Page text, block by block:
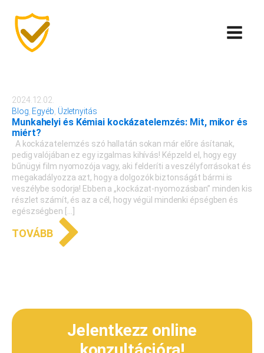
2024.12.02.
Blog Egyéb Üzletnyitás
Munkahelyi és Kémiai kockázatelemzés: Mit, mikor és
miért?
A kockázatelemzés szó hallatán sokan már előre ásítanak,
pedig valójában ez egy izgalmas kihívás! Képzeld el, hogy egy
bűnügyi film nyomozója vagy, aki felderíti a veszélyforrásokat és
megakadályozza azt, hogy a dolgozók biztonságát bármi is
veszélybe sodorja! Ebben a „kockázat-nyomozásban” minden kis
részlet számít, és az a cél, hogy végül mindenki épségben és
egészségben […]
TOVÁBB
Jelentkezz online